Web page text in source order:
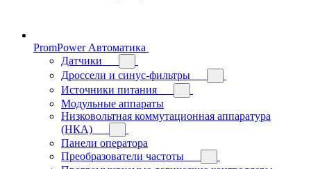
PromPower Автоматика
Датчики
Дроссели и синус-фильтры
Источники питания
Модульные аппараты
Низковольтная коммутационная аппаратура
(НКА)
Панели оператора
Преобразователи частоты